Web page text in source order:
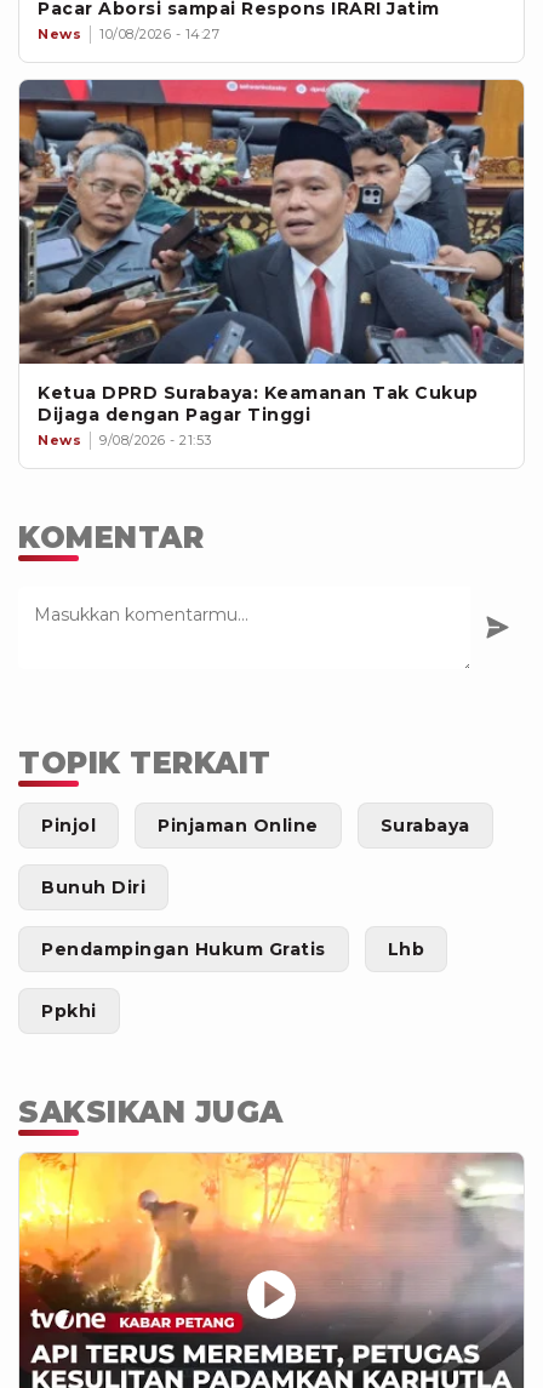
Pacar Aborsi sampai Respons IRARI Jatim
News 10/08/2026 - 14:27
Ketua DPRD Surabaya: Keamanan Tak Cukup
Dijaga dengan Pagar Tinggi
News 9/08/2026 - 21:53
KOMENTAR
TOPIK TERKAIT
Pinjol Pinjaman Online Surabaya
Bunuh Diri
Pendampingan Hukum Gratis Lhb
Ppkhi
SAKSIKAN JUGA